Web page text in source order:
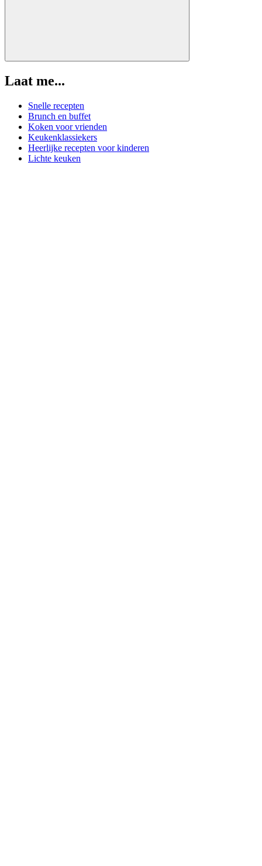
Laat me...
Snelle recepten
Brunch en buffet
Koken voor vrienden
Keukenklassiekers
Heerlijke recepten voor kinderen
Lichte keuken